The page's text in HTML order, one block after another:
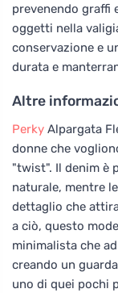
prevenendo graffi
oggetti nella
conservazione e
durata e
Altre
Perky Alpargata
donne che
"twist". Il denim è
naturale, mentre
dettaglio che
a ciò, questo
minimalista che
creando un
uno di quei pochi